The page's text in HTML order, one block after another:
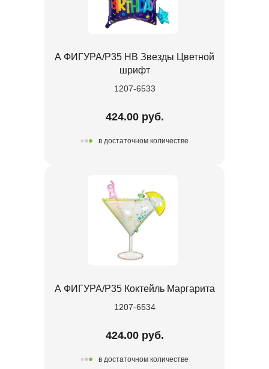
А ФИГУРА/P35 HB Звезды Цветной
шрифт
1207-6533
424.00 руб.
в достаточном количестве
А ФИГУРА/P35 Коктейль Маргарита
1207-6534
424.00 руб.
в достаточном количестве